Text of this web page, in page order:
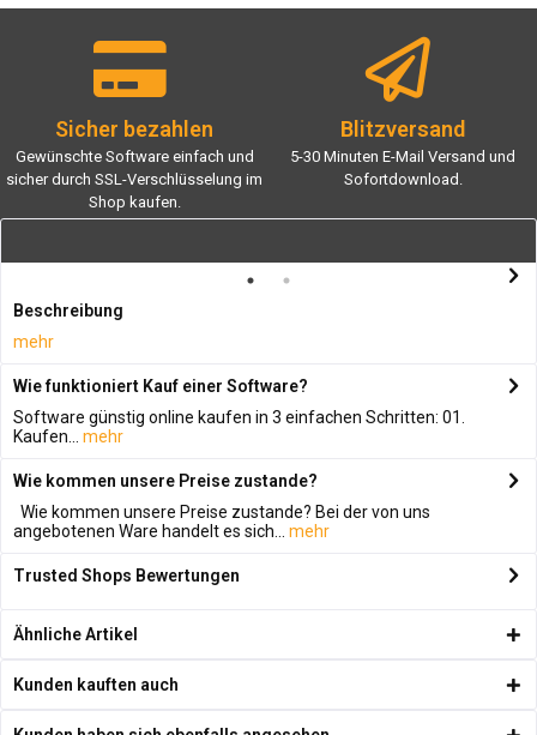
Sicher bezahlen
Gewünschte Software einfach und
sicher durch SSL-Verschlüsselung im
Shop kaufen.
Blitzversand
5-30 Minuten E-Mail Versand und
Sofortdownload.
Beschreibung
mehr
Wie funktioniert Kauf einer Software?
Software günstig online kaufen in 3 einfachen Schritten: 01.
Kaufen...
mehr
Wie kommen unsere Preise zustande?
Wie kommen unsere Preise zustande? Bei der von uns
angebotenen Ware handelt es sich...
mehr
Trusted Shops Bewertungen
Ähnliche Artikel
Kunden kauften auch